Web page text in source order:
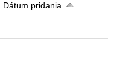
Dátum pridania